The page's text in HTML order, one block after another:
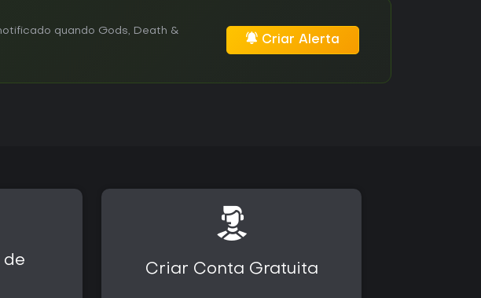
quando Gods, Death &
Criar Alerta
de
Criar Conta Gratuita